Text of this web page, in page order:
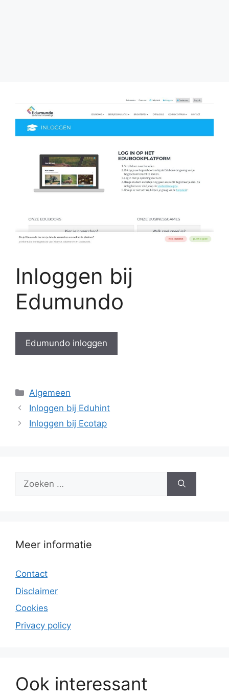
Inloggen bij
Edumundo
Edumundo inloggen
Categorieën
Algemeen
Inloggen bij Eduhint
Inloggen bij Ecotap
Zoek
Meer informatie
Contact
Disclaimer
Cookies
Privacy policy
Ook interessant